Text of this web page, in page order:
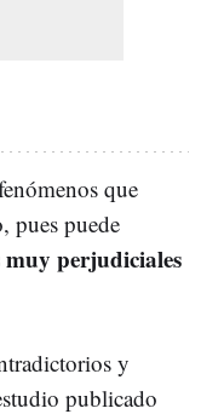
que
pues puede
muy perjudiciales
y
publicado